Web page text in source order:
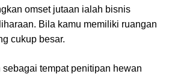
omset jutaan ialah bisnis
Bila kamu memiliki ruangan
cukup besar.
sebagai tempat penitipan hewan